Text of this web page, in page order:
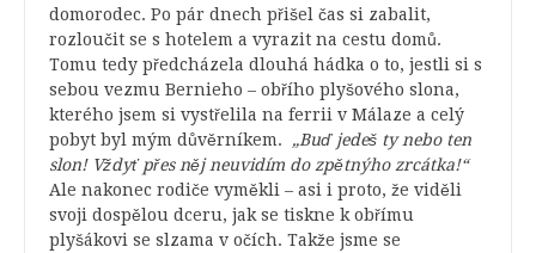
domorodec. Po pár dnech přišel čas si zabalit,
rozloučit se s hotelem a vyrazit na cestu domů.
Tomu tedy předcházela dlouhá hádka o to, jestli si s
sebou vezmu Bernieho – obřího plyšového slona,
kterého jsem si vystřelila na ferrii v Málaze a celý
pobyt byl mým důvěrníkem.
„Buď jedeš ty nebo ten
slon! Vždyť přes něj neuvidím do zpětnýho zrcátka!“
Ale nakonec rodiče vyměkli – asi i proto, že viděli
svoji dospělou dceru, jak se tiskne k obřímu
plyšákovi se slzama v očích. Takže jsme se